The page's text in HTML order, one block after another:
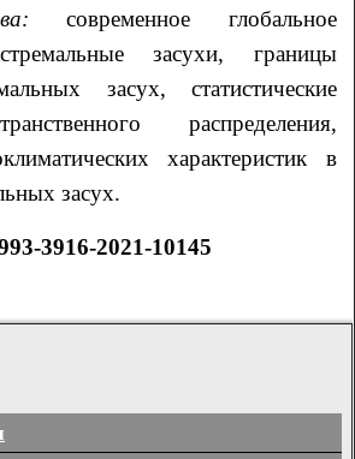
современное глобальное
засухи, границы
засух, статистические
распределения,
характеристик в
засух.
3916-2021-10145